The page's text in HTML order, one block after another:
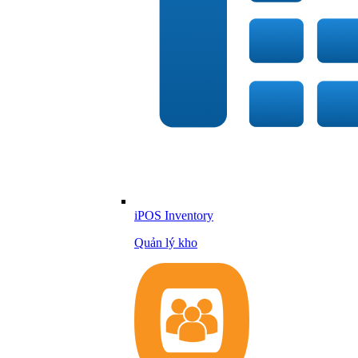
iPOS Inventory
Quản lý kho